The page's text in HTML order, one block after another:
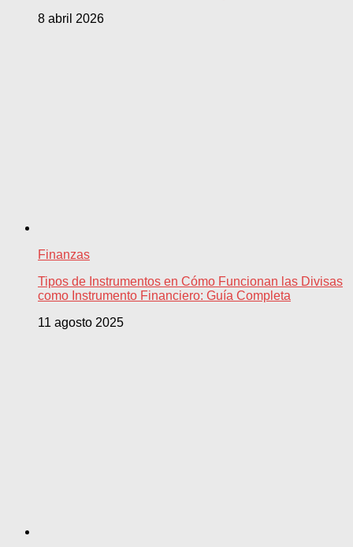
8 abril 2026
Finanzas
Tipos de Instrumentos en Cómo Funcionan las Divisas
como Instrumento Financiero: Guía Completa
11 agosto 2025